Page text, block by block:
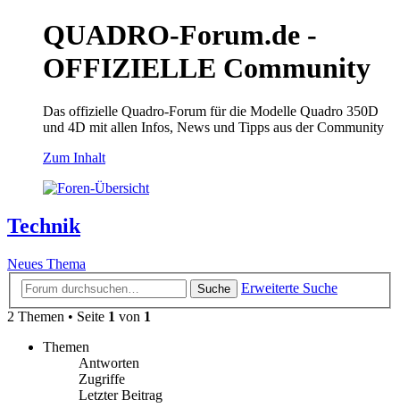
QUADRO-Forum.de -
OFFIZIELLE Community
Das offizielle Quadro-Forum für die Modelle Quadro 350D
und 4D mit allen Infos, News und Tipps aus der Community
Zum Inhalt
Technik
Neues Thema
Suche
Erweiterte Suche
2 Themen • Seite 1 von 1
Themen
Antworten
Zugriffe
Letzter Beitrag